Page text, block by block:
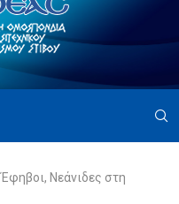
Έφηβοι, Νεάνιδες στη